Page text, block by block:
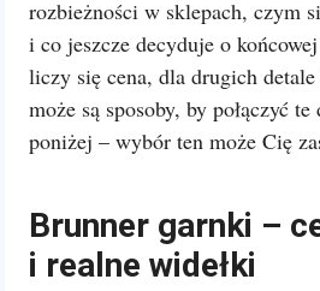
rozbieżności w sklepach, czym
i co jeszcze decyduje o
liczy się cena, dla drugich
może są sposoby, by połączyć
poniżej – wybór ten może Cię
Brunner garnki –
i realne widełki